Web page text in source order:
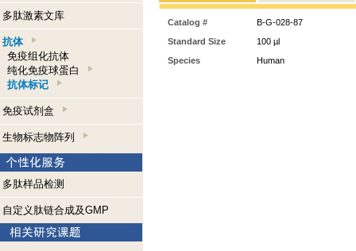
多肽激素文库
抗体
免疫组化抗体
纯化免疫球蛋白
抗体标记
免疫试剂盒
生物标志物阵列
多肽样品检测
自定义肽链合成及GMP
Catalog #
B-G-028-87
Standard Size
100 µl
Species
Human